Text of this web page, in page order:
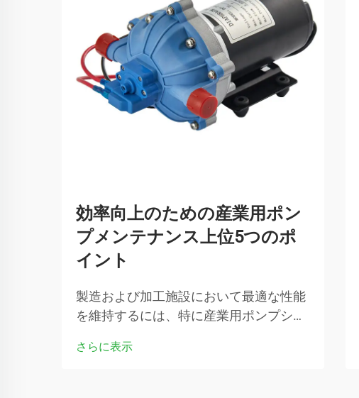
効率向上のための産業用ポン
プメンテナンス上位5つのポ
イント
製造および加工施設において最適な性能
を維持するには、特に産業用ポンプシス
認するために、重要な設備に注意深く対
さらに表示